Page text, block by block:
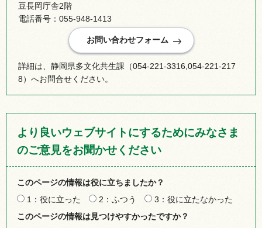
豆長岡庁舎2階
電話番号：055-948-1413
詳細は、静岡県多文化共生課（054-221-3316,054-221-217
8）へお問合せください。
より良いウェブサイトにするためにみなさま
のご意見をお聞かせください
このページの情報は役に立ちましたか？
1：役に立った
2：ふつう
3：役に立たなかった
このページの情報は見つけやすかったですか？